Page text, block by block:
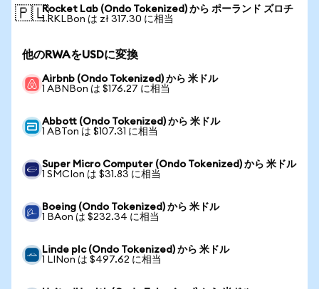
🇵🇱Rocket Lab (Ondo Tokenized) から ポーランド ズロチ
1 RKLBon は zł 317.30 に相当
他のRWAをUSDに変換
Airbnb (Ondo Tokenized) から 米ドル
1 ABNBon は $176.27 に相当
Abbott (Ondo Tokenized) から 米ドル
1 ABTon は $107.31 に相当
Super Micro Computer (Ondo Tokenized) から 米ドル
1 SMCIon は $31.83 に相当
Boeing (Ondo Tokenized) から 米ドル
1 BAon は $232.34 に相当
Linde plc (Ondo Tokenized) から 米ドル
1 LINon は $497.62 に相当